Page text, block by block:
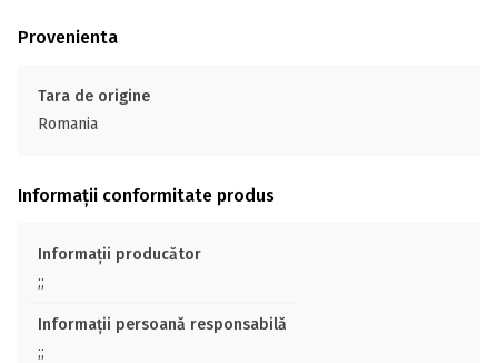
Provenienta
Tara de origine
Romania
Informații conformitate produs
Informații producător
;;
Informații persoană responsabilă
;;